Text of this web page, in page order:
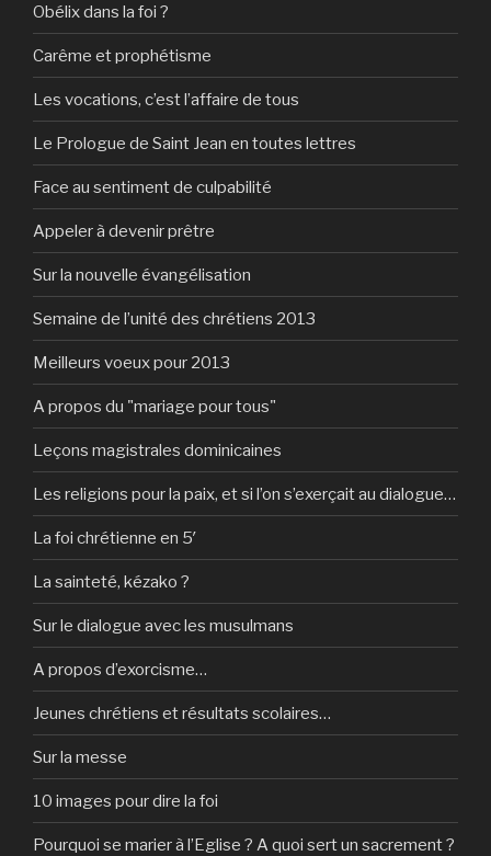
Obélix dans la foi ?
Carême et prophétisme
Les vocations, c’est l’affaire de tous
Le Prologue de Saint Jean en toutes lettres
Face au sentiment de culpabilité
Appeler à devenir prêtre
Sur la nouvelle évangélisation
Semaine de l’unité des chrétiens 2013
Meilleurs voeux pour 2013
A propos du "mariage pour tous"
Leçons magistrales dominicaines
Les religions pour la paix, et si l’on s’exerçait au dialogue…
La foi chrétienne en 5′
La sainteté, kézako ?
Sur le dialogue avec les musulmans
A propos d’exorcisme…
Jeunes chrétiens et résultats scolaires…
Sur la messe
10 images pour dire la foi
Pourquoi se marier à l’Eglise ? A quoi sert un sacrement ?